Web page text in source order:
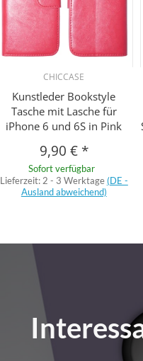
CHICCASE
Kunstleder Bookstyle
Tasche mit Lasche für
iPhone 6 und 6S in Pink
9,90 € *
Sofort verfügbar
Lieferzeit:2 - 3 Werktage (DE -
Ausland abweichend)